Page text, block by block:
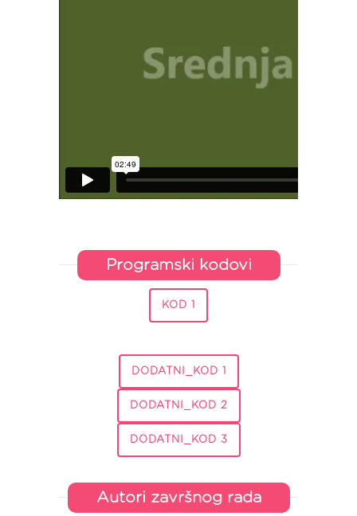
Programski kodovi
KOD 1
DODATNI_KOD 1
DODATNI_KOD 2
DODATNI_KOD 3
Autori završnog rada